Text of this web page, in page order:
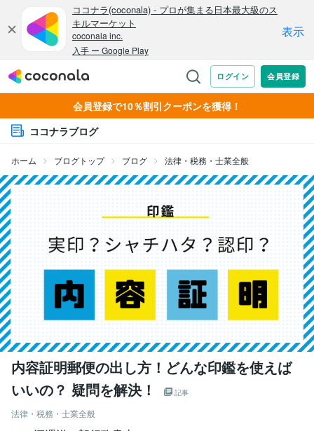
会員登録で10％割引クーポンを獲得！
ココナラブログ
ホーム ブログトップ ブログ 法律・税務・士業全般
内容証明郵便の出し方！どんな印鑑を使えば
いいの？ 疑問を解決！
記事
法律・税務・士業全般